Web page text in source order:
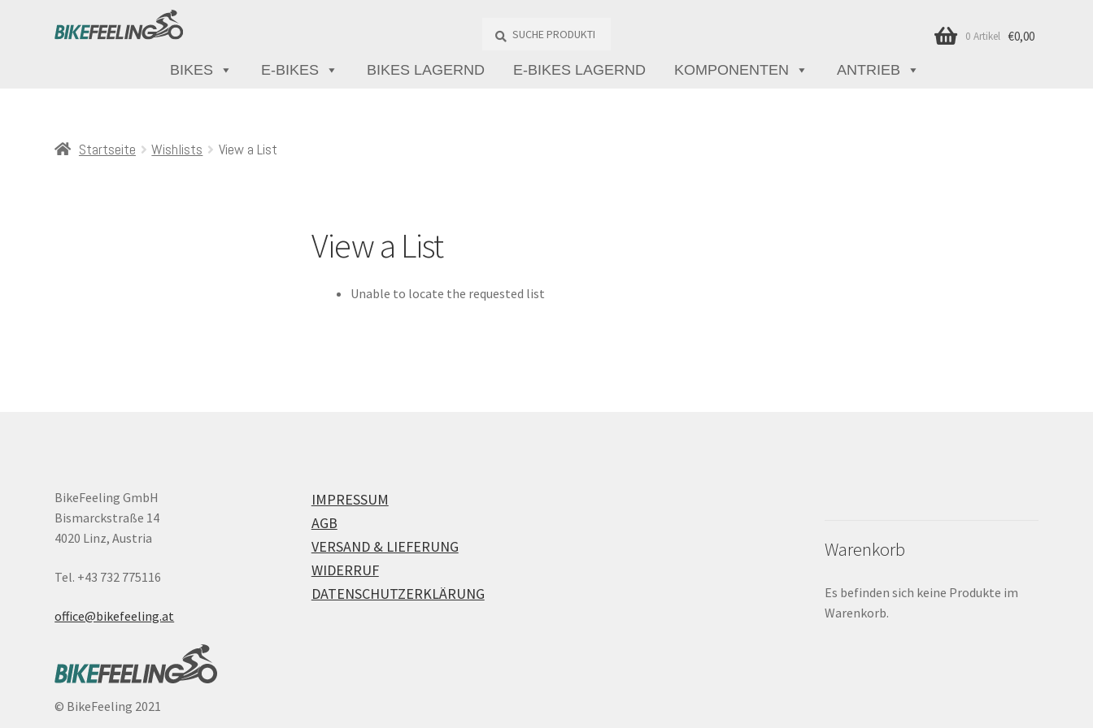
Produkte
€0,00
0 Artikel
BIKES E-BIKES BIKES LAGERND E-BIKES LAGERND KOMPONENTEN ANTRIEB
Startseite Wishlists View a List
View a List
Unable to locate the requested list
BikeFeeling GmbH
Bismarckstraße 14
4020 Linz, Austria
Tel. +43 732 775116
office@bikefeeling.at
© BikeFeeling 2021
IMPRESSUM
AGB
VERSAND & LIEFERUNG
WIDERRUF
DATENSCHUTZERKLÄRUNG
Warenkorb
Es befinden sich keine Produkte im
Warenkorb.